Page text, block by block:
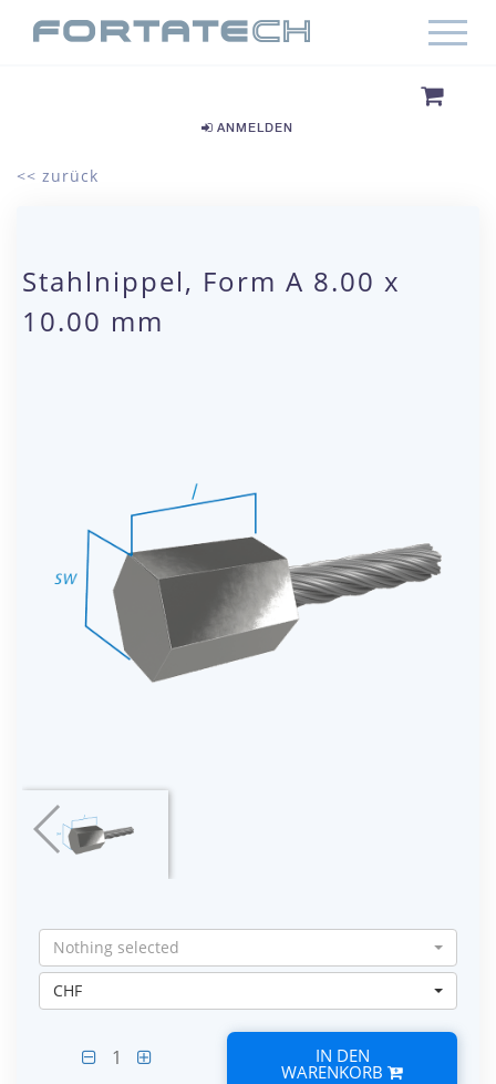
ANMELDEN
<< zurück
Stahlnippel, Form A 8.00 x
10.00 mm
Nothing selected
CHF
1 IN DEN
WARENKORB